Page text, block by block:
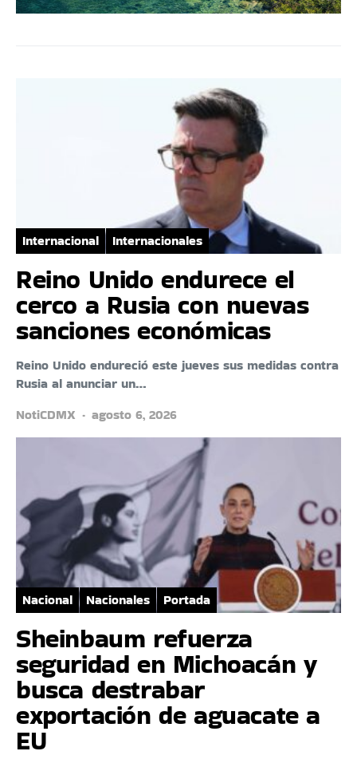
Internacional Internacionales
Reino Unido endurece el
cerco a Rusia con nuevas
sanciones económicas
Reino Unido endureció este jueves sus medidas contra
Rusia al anunciar un…
NotiCDMX
agosto 6, 2026
Nacional Nacionales Portada
Sheinbaum refuerza
seguridad en Michoacán y
busca destrabar
exportación de aguacate a
EU